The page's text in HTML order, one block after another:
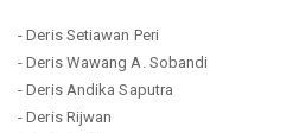
- Deris Setiawan Peri
- Deris Wawang A. Sobandi
- Deris Andika Saputra
- Deris Rijwan